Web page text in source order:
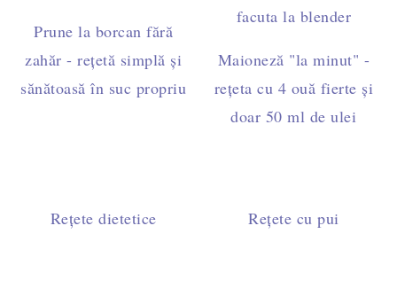
Prune la borcan fără
zahăr - rețetă simplă și
sănătoasă în suc propriu
Maioneză "la minut" -
rețeta cu 4 ouă fierte și
doar 50 ml de ulei
Rețete dietetice Rețete cu pui